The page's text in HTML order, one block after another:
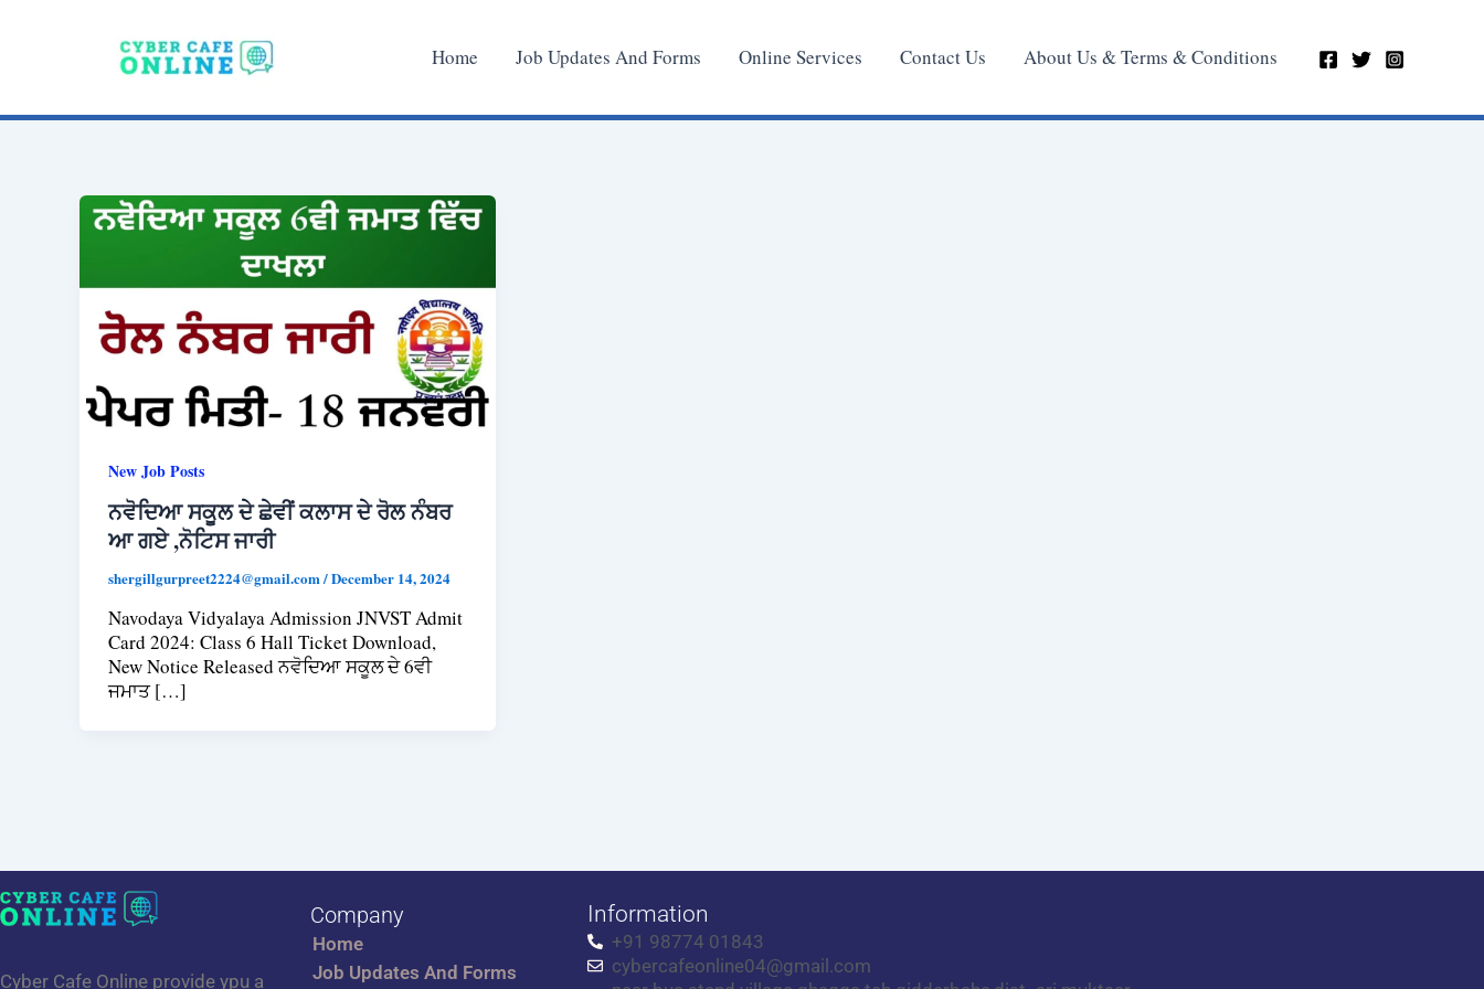
Home Job Updates And Forms Online Services Contact Us About Us & Terms & Conditions
New Job Posts
ਨਵੋਦਿਆ ਸਕੂਲ ਦੇ ਛੇਵੀਂ ਕਲਾਸ ਦੇ ਰੋਲ ਨੰਬਰ
ਆ ਗਏ ,ਨੋਟਿਸ ਜਾਰੀ
shergillgurpreet2224@gmail.com/December 14, 2024
Navodaya Vidyalaya Admission JNVST Admit
Card 2024: Class 6 Hall Ticket Download,
New Notice Released ਨਵੋਦਿਆ ਸਕੂਲ ਦੇ 6ਵੀ
ਜਮਾਤ […]
Cyber Cafe Online provide ypu a
Company
Home
Job Updates And Forms
Information
+91 98774 01843
cybercafeonline04@gmail.com